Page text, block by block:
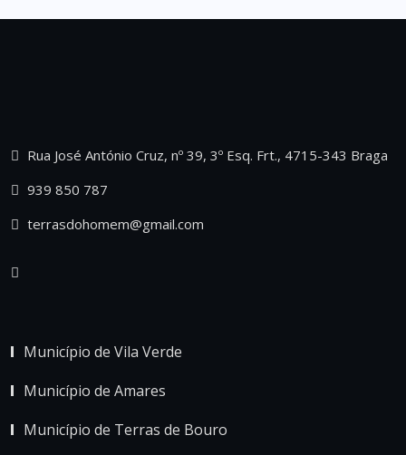
Rua José António Cruz, nº 39, 3º Esq. Frt., 4715-343 Braga
939 850 787
terrasdohomem@gmail.com
Município de Vila Verde
Município de Amares
Município de Terras de Bouro